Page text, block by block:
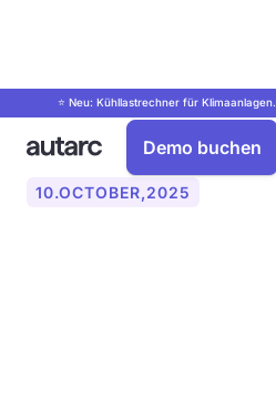
⭐ Neu: Kühllastrechner für Klimaanlagen.
Demo buchen
10.OCTOBER,2025